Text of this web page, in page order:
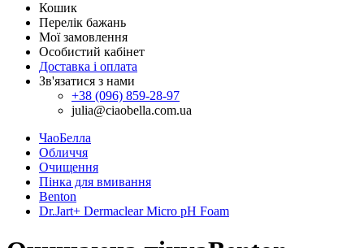
Кошик
Перелік бажань
Мої замовлення
Особистий кабінет
Доставка і оплата
Зв'язатися з нами
+38 (096) 859-28-97
julia@ciaobella.com.ua
ЧаоБелла
Обличчя
Очищення
Пінка для вмивання
Benton
Dr.Jart+ Dermaclear Micro pH Foam